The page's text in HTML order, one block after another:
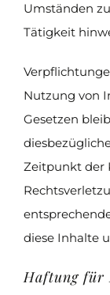
Umständen
Tätigkeit
Nutzung von
Gesetzen
Zeitpunkt der
diese Inhalte
Haftung für